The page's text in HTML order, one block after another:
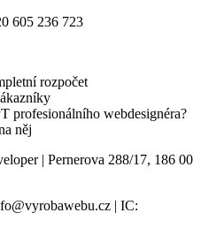
605 236 723
rozpočet
profesionálního webdesignéra?
něj
| Pernerova 288/17, 186 00
| IC: